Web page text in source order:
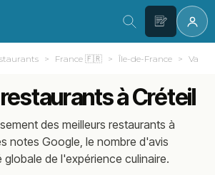
France 🇫🇷 Île-de-France Val-
à Créteil
des meilleurs restaurants à
notes Google, le nombre d'avis
globale de l'expérience culinaire.